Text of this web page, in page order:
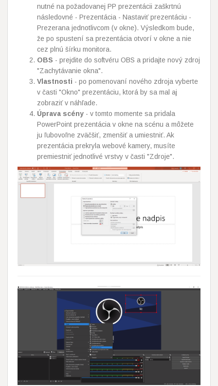
nutné na požadovanej PP prezentácii zaškrtnú
následovné - Prezentácia - Nastaviť prezentáciu -
Prezerana jednotlivcom (v okne). Výsledkom bude,
že po spustení sa prezentácia otvorí v okne a nie
cez plnú šírku monitora.
OBS - prejdite do softvéru OBS a pridajte nový zdroj
"Zachytávanie okna".
Vlastnosti - po pomenovaní nového zdroja vyberte
v časti "Okno" prezentáciu, ktorá by sa mal aj
zobraziť v náhľade.
Úprava scény - v tomto momente sa pridala
PowerPoint prezentácia v okne na scénu a môžete
ju ľubovoľne zväčšiť, zmenšiť a umiestniť. Ak
prezentácia prekryla webové kamery, musíte
premiestniť jednotlivé vrstvy v časti "Zdroje".